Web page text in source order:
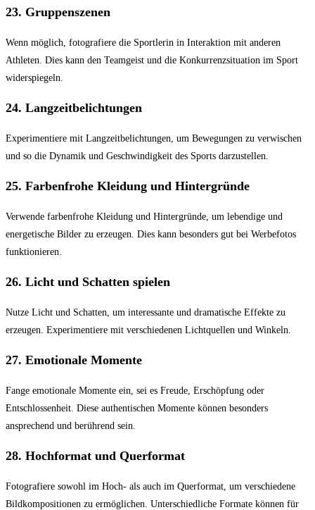
23. Gruppenszenen
Wenn möglich, fotografiere die Sportlerin in Interaktion mit anderen
Athleten. Dies kann den Teamgeist und die Konkurrenzsituation im Sport
widerspiegeln.
24. Langzeitbelichtungen
Experimentiere mit Langzeitbelichtungen, um Bewegungen zu verwischen
und so die Dynamik und Geschwindigkeit des Sports darzustellen.
25. Farbenfrohe Kleidung und Hintergründe
Verwende farbenfrohe Kleidung und Hintergründe, um lebendige und
energetische Bilder zu erzeugen. Dies kann besonders gut bei Werbefotos
funktionieren.
26. Licht und Schatten spielen
Nutze Licht und Schatten, um interessante und dramatische Effekte zu
erzeugen. Experimentiere mit verschiedenen Lichtquellen und Winkeln.
27. Emotionale Momente
Fange emotionale Momente ein, sei es Freude, Erschöpfung oder
Entschlossenheit. Diese authentischen Momente können besonders
ansprechend und berührend sein.
28. Hochformat und Querformat
Fotografiere sowohl im Hoch- als auch im Querformat, um verschiedene
Bildkompositionen zu ermöglichen. Unterschiedliche Formate können für